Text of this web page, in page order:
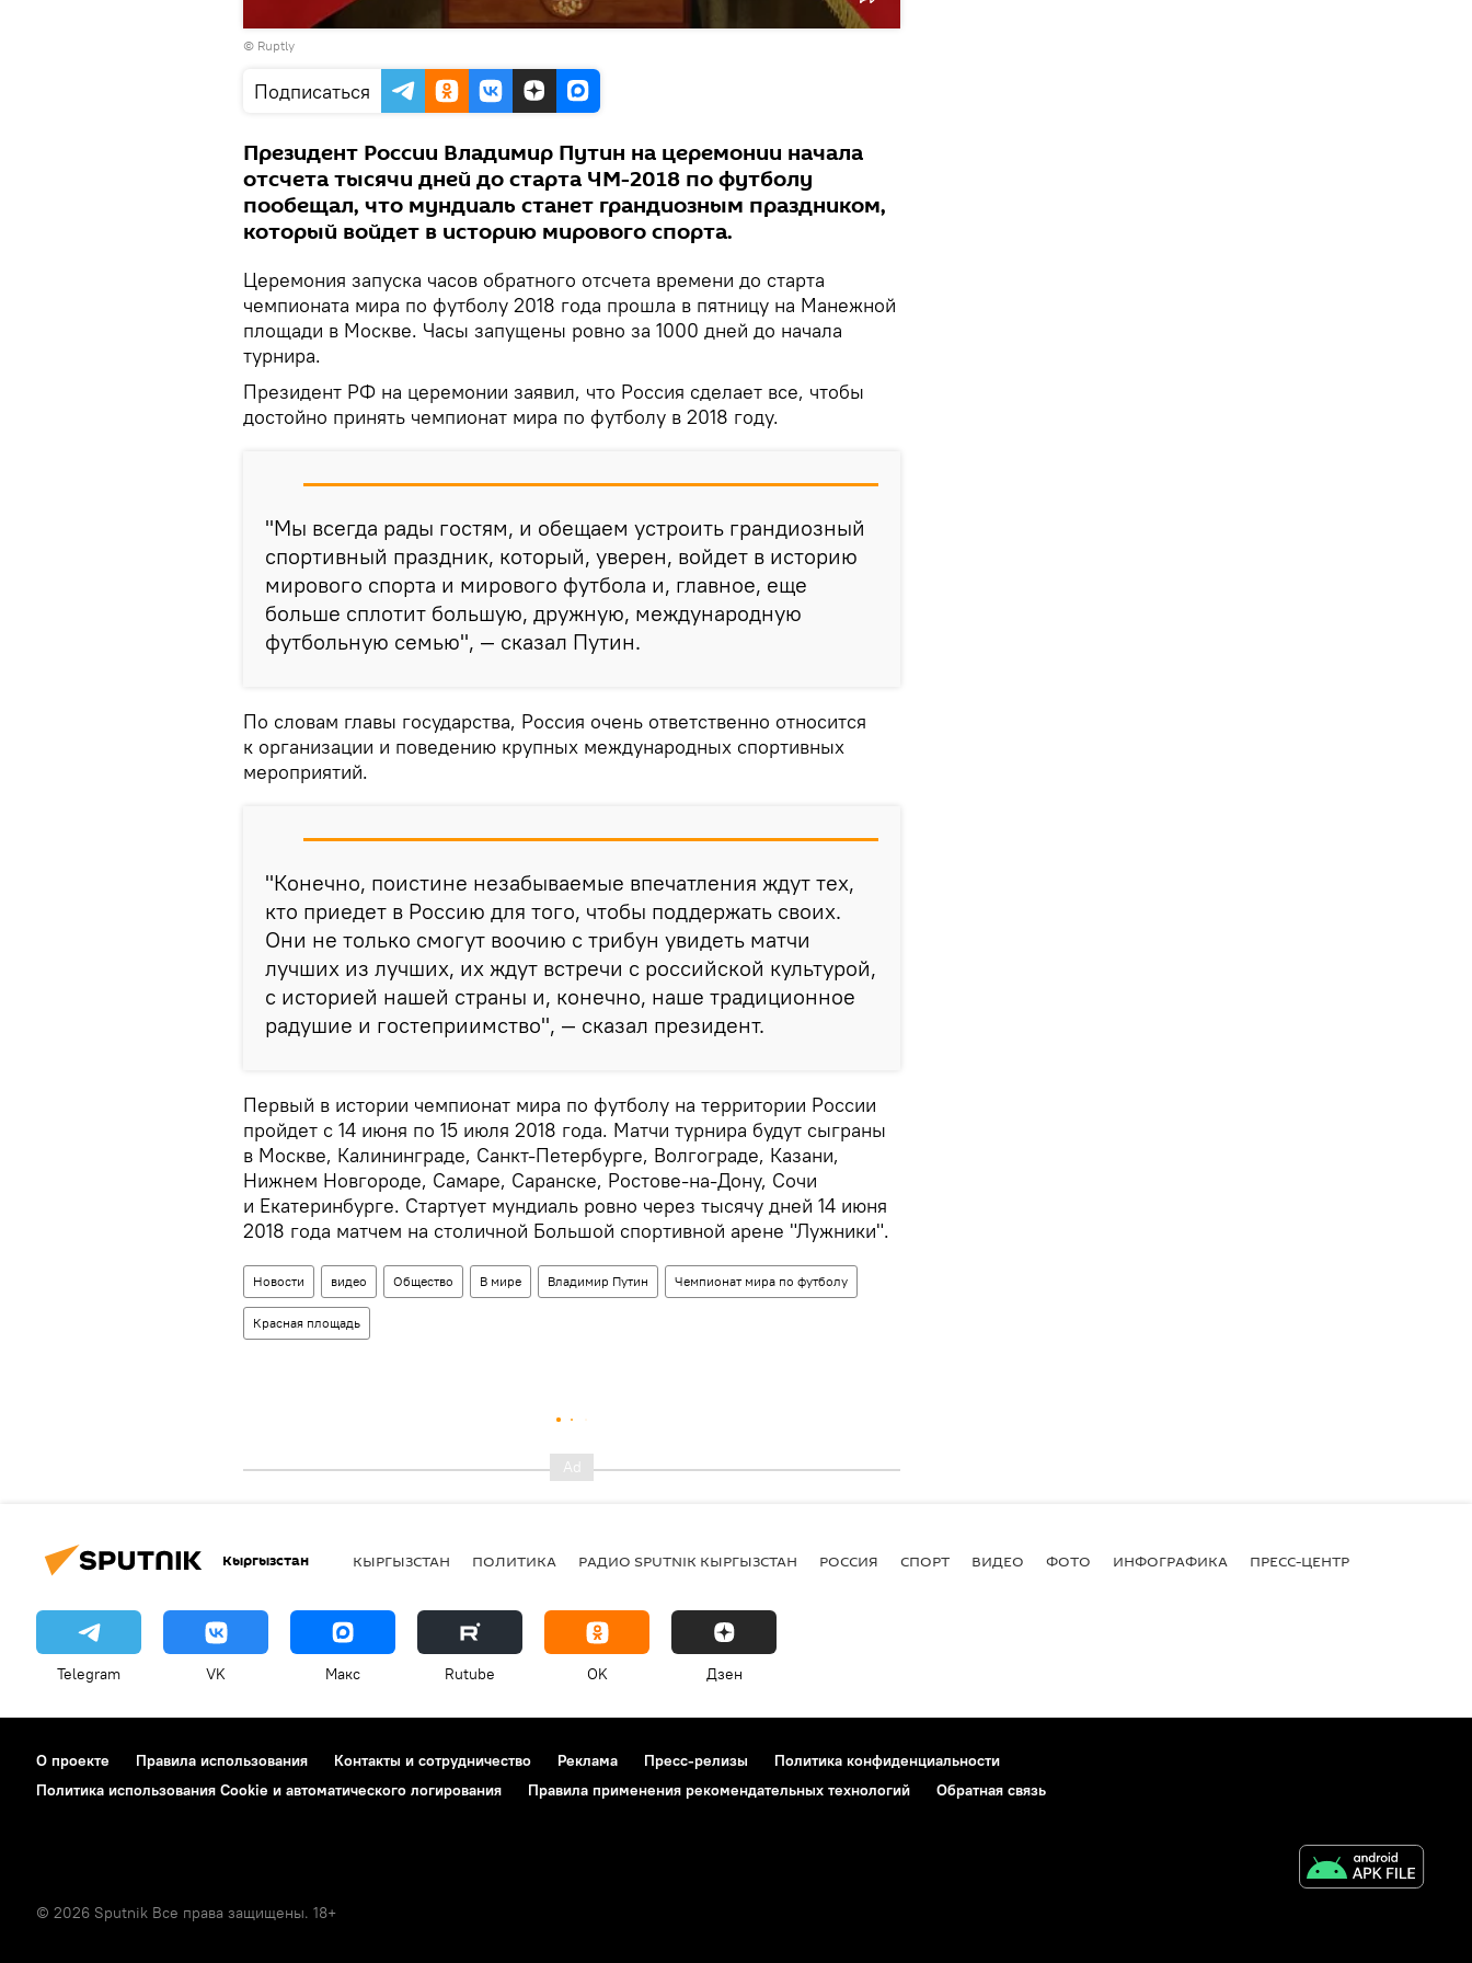
Воспроизвести
© Ruptly
Подписаться
Президент России Владимир Путин на церемонии начала
отсчета тысячи дней до старта ЧМ-2018 по футболу
пообещал, что мундиаль станет грандиозным праздником,
который войдет в историю мирового спорта.
Церемония запуска часов обратного отсчета времени до старта
чемпионата мира по футболу 2018 года прошла в пятницу на Манежной
площади в Москве. Часы запущены ровно за 1000 дней до начала
турнира.
Президент РФ на церемонии заявил, что Россия сделает все, чтобы
достойно принять чемпионат мира по футболу в 2018 году.
"Мы всегда рады гостям, и обещаем устроить грандиозный
спортивный праздник, который, уверен, войдет в историю
мирового спорта и мирового футбола и, главное, еще
больше сплотит большую, дружную, международную
футбольную семью", — сказал Путин.
По словам главы государства, Россия очень ответственно относится
к организации и поведению крупных международных спортивных
мероприятий.
"Конечно, поистине незабываемые впечатления ждут тех,
кто приедет в Россию для того, чтобы поддержать своих.
Они не только смогут воочию с трибун увидеть матчи
лучших из лучших, их ждут встречи с российской культурой,
с историей нашей страны и, конечно, наше традиционное
радушие и гостеприимство", — сказал президент.
Первый в истории чемпионат мира по футболу на территории России
пройдет с 14 июня по 15 июля 2018 года. Матчи турнира будут сыграны
в Москве, Калининграде, Санкт-Петербурге, Волгограде, Казани,
Нижнем Новгороде, Самаре, Саранске, Ростове-на-Дону, Сочи
и Екатеринбурге. Стартует мундиаль ровно через тысячу дней 14 июня
2018 года матчем на столичной Большой спортивной арене "Лужники".
Новости видео Общество В мире Владимир Путин Чемпионат мира по футболу
Красная площадь
Кыргызстан КЫРГЫЗСТАН ПОЛИТИКА РАДИО SPUTNIK КЫРГЫЗСТАН РОССИЯ СПОРТ ВИДЕО ФОТО ИНФОГРАФИКА ПРЕСС-ЦЕНТР
Telegram VK Макс Rutube OK Дзен
О проекте Правила использования Контакты и сотрудничество Реклама Пресс-релизы
Политика конфиденциальности
Политика использования Cookie и автоматического логирования
Правила применения рекомендательных технологий Обратная связь
© 2026 Sputnik Все права защищены. 18+